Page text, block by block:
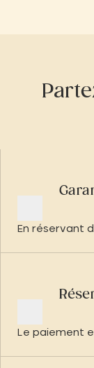
En réservant
Le paiement